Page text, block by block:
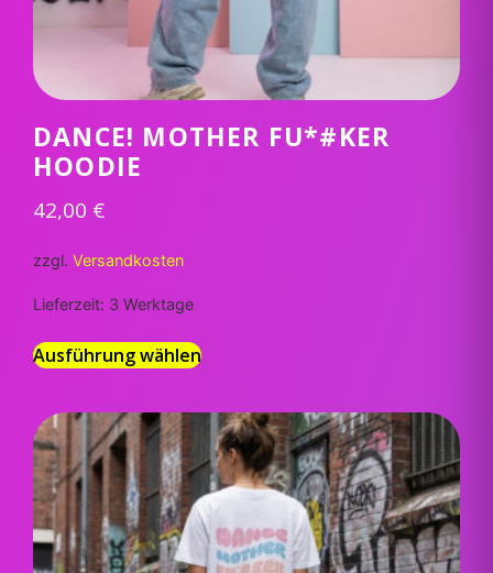
DANCE! MOTHER FU*#KER
HOODIE
42,00 €
zzgl. Versandkosten
Lieferzeit: 3 Werktage
Ausführung wählen